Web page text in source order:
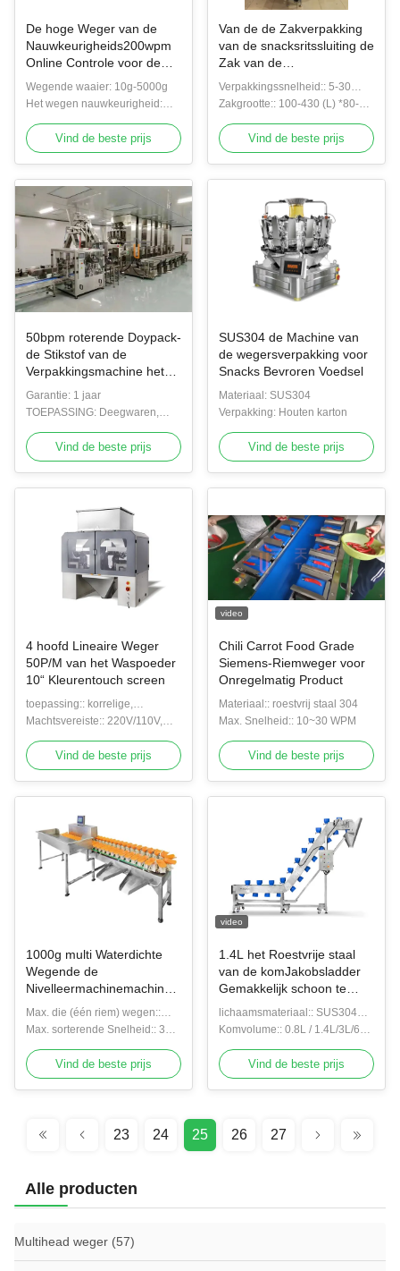
De hoge Weger van de
Nauwkeurigheids200wpm
Online Controle voor de
Verpakkingsproducten van
de Flessenzak
Wegende waaier: 10g-5000g
Het wegen nauwkeurigheid:
±0.05g~±0.15g
Vind de beste prijs
Van de de Zakverpakking
van de snacksritssluiting de
Zak van de
Machinepremade het
Vullen Verzegelend
Materiaal
Verpakkingssnelheid:: 5-30
zakken van de bpmritssluiting
Zakgrootte:: 100-430 (L) *80-
300 (W) mm
Vind de beste prijs
50bpm roterende Doypack-
de Stikstof van de
Verpakkingsmachine het
Laden Ritssluitingszak
Garantie: 1 jaar
TOEPASSING: Deegwaren,
Noten, Snacks, de
Voedselindustrie
Vind de beste prijs
SUS304 de Machine van
de wegersverpakking voor
Snacks Bevroren Voedsel
Materiaal: SUS304
Verpakking: Houten karton
Vind de beste prijs
4 hoofd Lineaire Weger
50P/M van het Waspoeder
10“ Kleurentouch screen
toepassing:: korrelige,
gepoederde of andere types
Machtsvereiste:: 220V/110V,
/50/60HZ/10A
Vind de beste prijs
video
Chili Carrot Food Grade
Siemens-Riemweger voor
Onregelmatig Product
Materiaal:: roestvrij staal 304
Max. Snelheid:: 10~30 WPM
Vind de beste prijs
1000g multi Waterdichte
Wegende de
Nivelleermachinemachine
van de Gewichtssorteerder
Max. die (één riem) wegen::
1000g
Max. sorterende Snelheid:: 300
WPM
Vind de beste prijs
video
1.4L het Roestvrije staal
van de komJakobsladder
Gemakkelijk schoon te
maken
lichaamsmateriaal:: SUS304
komtype lift
Komvolume:: 0.8L / 1.4L/3L/6L-
komtype lift
Vind de beste prijs
23 24 25 26 27
Alle producten
Multihead weger (57)